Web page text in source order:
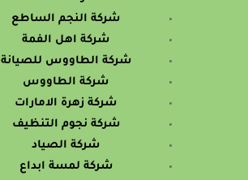
شركة النجم الساطع
شركة اهل الفمة
شركة الطاووس للصيانة
شركة الطاووس
شركة زهرة الامارات
شركة نجوم التنظيف
شركة الصياد
شركة لمسة ابداع